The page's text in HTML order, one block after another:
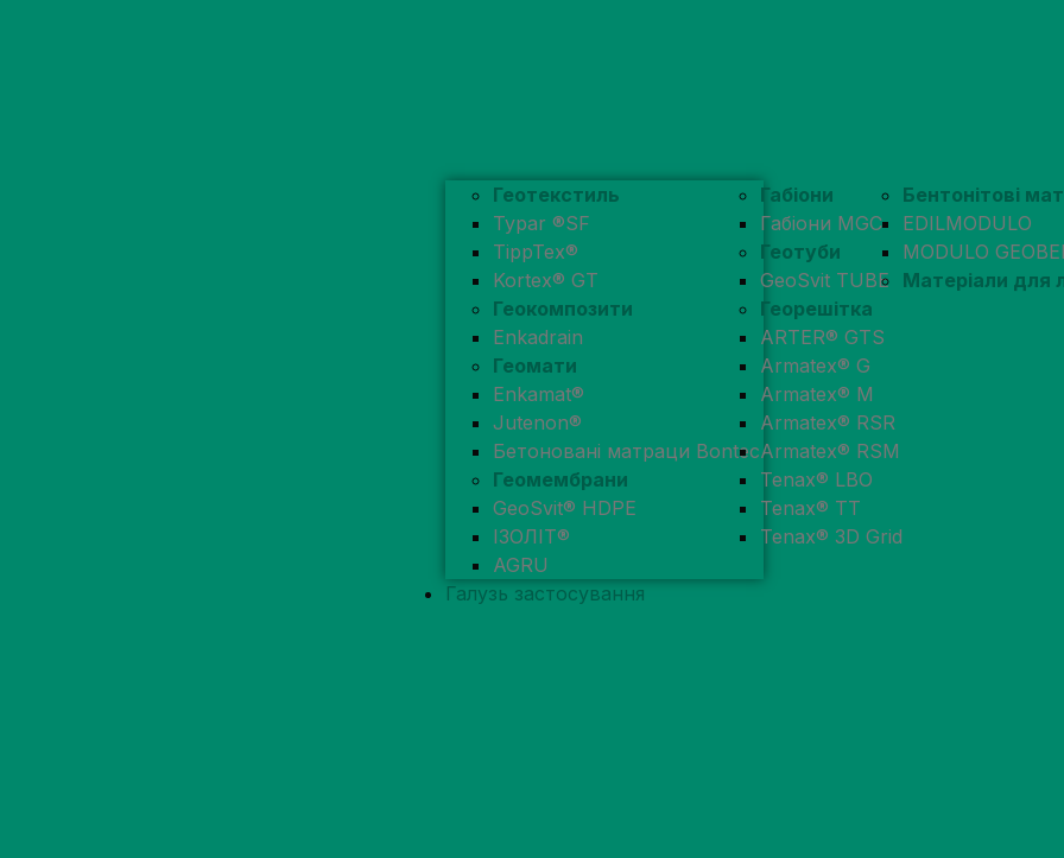
Геотекстиль
Typar ®SF
TippTex®
Kortex® GT
Геокомпозити
Enkadrain
Геомати
Enkamat®
Jutenon®
Бетоновані матраци Bontec
Геомембрани
GeoSvit® HDPE
ІЗОЛІТ®
AGRU
Габіони
Габіони MGC
Геотуби
GeoSvit TUBE
Георешітка
ARTER® GTS
Armatex® G
Armatex® M
Armatex® RSR
Armatex® RSM
Tenax® LBO
Tenax® TT
Tenax® 3D Grid
Бентонітові
EDILMODULO
MODULO
Матеріали для
Галузь застосування